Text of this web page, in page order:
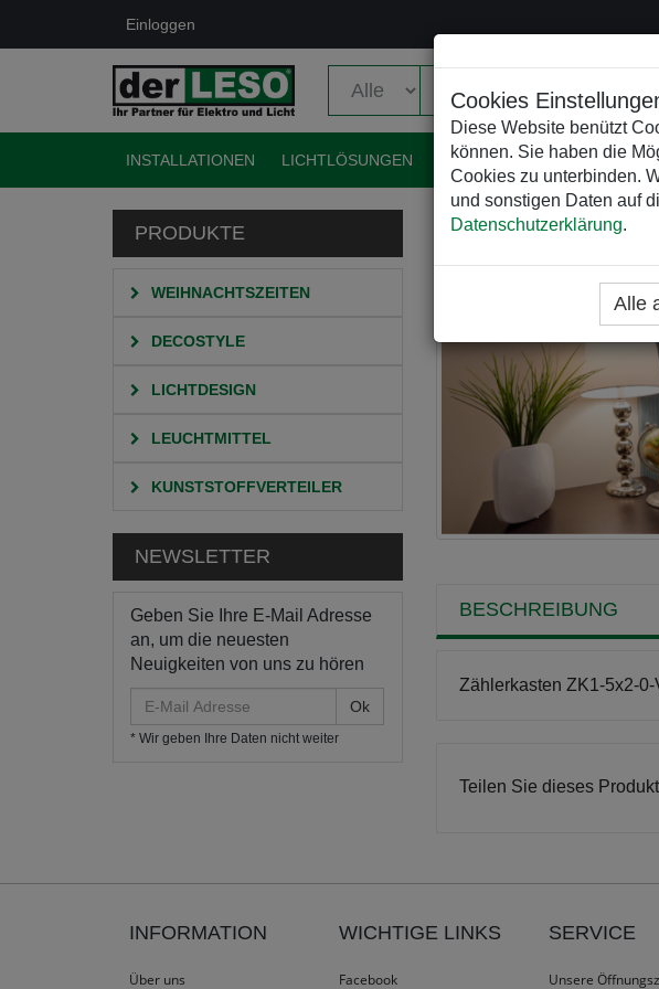
Cookies
Diese Website benützt
können. Sie haben die
Cookies zu unterbinden.
und sonstigen Daten auf
Datenschutzerklärung.
Alle
Einloggen
INSTALLATIONEN LICHTLÖSUNGEN EVENTELEKTRIK
PRODUKTE
WEIHNACHTSZEITEN
DECOSTYLE
LICHTDESIGN
LEUCHTMITTEL
KUNSTSTOFFVERTEILER
NEWSLETTER
Geben Sie Ihre E-Mail Adresse
an, um die neuesten
Neuigkeiten von uns zu hören
Mail
Adresse
* Wir geben Ihre Daten nicht weiter
HOME KATEGORIEN
BESCHREIBUNG
Zählerkasten ZK1-5x2-
Teilen Sie dieses
INFORMATION
Über uns
WICHTIGE LINKS
Facebook
SERVICE
Unsere